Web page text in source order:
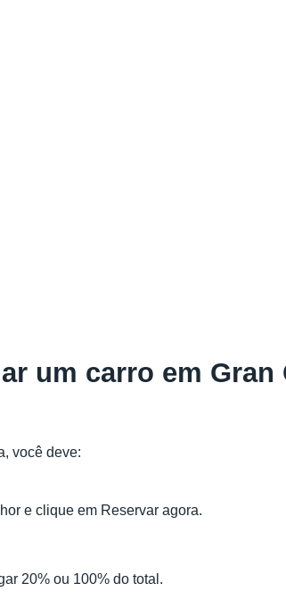
um carro em Gran
você deve:
e clique em Reservar agora.
20% ou 100% do total.